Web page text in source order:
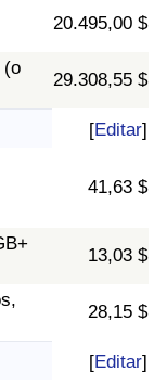
20.495,00 $
(o
29.308,55 $
[Editar]
41,63 $
13,03 $
28,15 $
[Editar]